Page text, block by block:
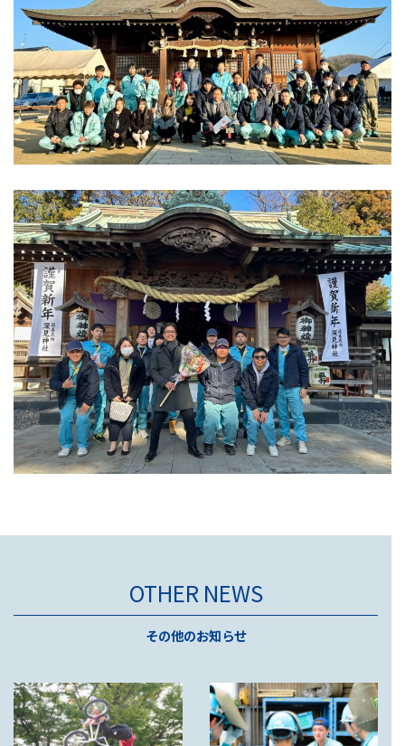
OTHER NEWS
その他のお知らせ